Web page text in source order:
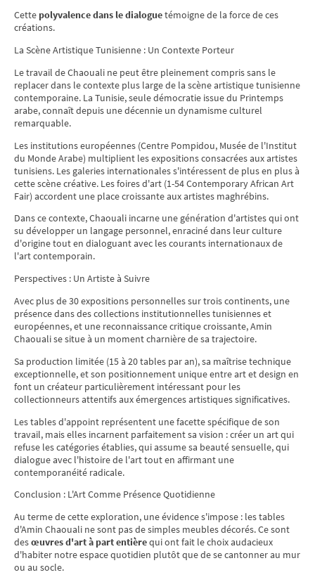
Cette polyvalence dans le dialoguetémoigne de la force de ces
créations.
La Scène Artistique Tunisienne : Un Contexte Porteur
Le travail de Chaouali ne peut être pleinement compris sans le
replacer dans le contexte plus large de la scène artistique tunisienne
contemporaine. La Tunisie, seule démocratie issue du Printemps
arabe, connaît depuis une décennie un dynamisme culturel
remarquable.
Les institutions européennes (Centre Pompidou, Musée de l'Institut
du Monde Arabe) multiplient les expositions consacrées aux artistes
tunisiens. Les galeries internationales s'intéressent de plus en plus à
cette scène créative. Les foires d'art (1-54 Contemporary African Art
Fair) accordent une place croissante aux artistes maghrébins.
Dans ce contexte, Chaouali incarne une génération d'artistes qui ont
su développer un langage personnel, enraciné dans leur culture
d'origine tout en dialoguant avec les courants internationaux de
l'art contemporain.
Perspectives : Un Artiste à Suivre
Avec plus de 30 expositions personnelles sur trois continents, une
présence dans des collections institutionnelles tunisiennes et
européennes, et une reconnaissance critique croissante, Amin
Chaouali se situe à un moment charnière de sa trajectoire.
Sa production limitée (15 à 20 tables par an), sa maîtrise technique
exceptionnelle, et son positionnement unique entre art et design en
font un créateur particulièrement intéressant pour les
collectionneurs attentifs aux émergences artistiques significatives.
Les tables d'appoint représentent une facette spécifique de son
travail, mais elles incarnent parfaitement sa vision : créer un art qui
refuse les catégories établies, qui assume sa beauté sensuelle, qui
dialogue avec l'histoire de l'art tout en affirmant une
contemporanéité radicale.
Conclusion : L'Art Comme Présence Quotidienne
Au terme de cette exploration, une évidence s'impose : les tables
d'Amin Chaouali ne sont pas de simples meubles décorés. Ce sont
desœuvres d'art à part entièrequi ont fait le choix audacieux
d'habiter notre espace quotidien plutôt que de se cantonner au mur
ou au socle.